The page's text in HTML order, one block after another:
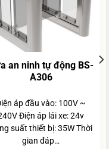
an ninh tự động BS-
A306
áp đầu vào: 100V ~
Điện áp lái xe: 24v
suất thiết bị: 35W Thời
gian đáp…